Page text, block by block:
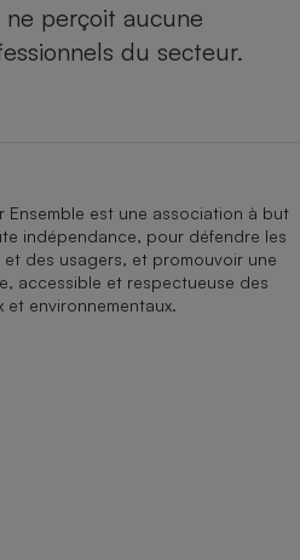
ne perçoit aucune
du secteur.
Ensemble est une association à but
indépendance, pour défendre les
des usagers, et promouvoir une
accessible et respectueuse des
et environnementaux.